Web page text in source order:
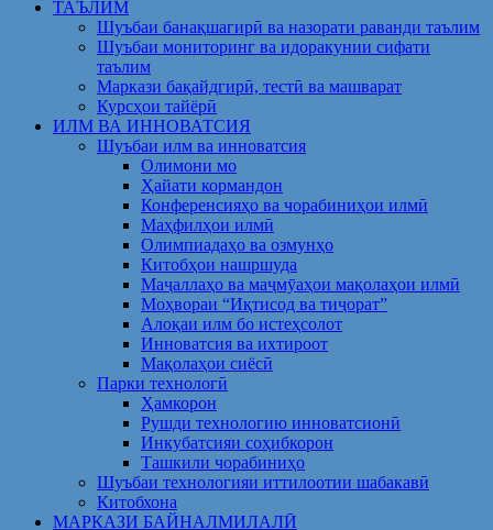
ТАЪЛИМ
Шуъбаи банақшагирӣ ва назорати раванди таълим
Шуъбаи мониторинг ва идоракунии сифати
таълим
Маркази бақайдгирӣ, тестӣ ва машварат
Курсҳои тайёрӣ
ИЛМ ВА ИННОВАТСИЯ
Шуъбаи илм ва инноватсия
Олимони мо
Ҳайати кормандон
Конференсияҳо ва чорабиниҳои илмӣ
Маҳфилҳои илмӣ
Олимпиадаҳо ва озмунҳо
Китобҳои нашршуда
Маҷаллаҳо ва маҷмӯаҳои мақолаҳои илмӣ
Моҳвораи “Иқтисод ва тиҷорат”
Алоқаи илм бо истеҳсолот
Инноватсия ва ихтироот
Мақолаҳои сиёсӣ
Парки технологӣ
Ҳамкорон
Рушди технологию инноватсионӣ
Инкубатсияи соҳибкорон
Ташкили чорабиниҳо
Шуъбаи технологияи иттилоотии шабакавӣ
Китобхона
МАРКАЗИ БАЙНАЛМИЛАЛӢ